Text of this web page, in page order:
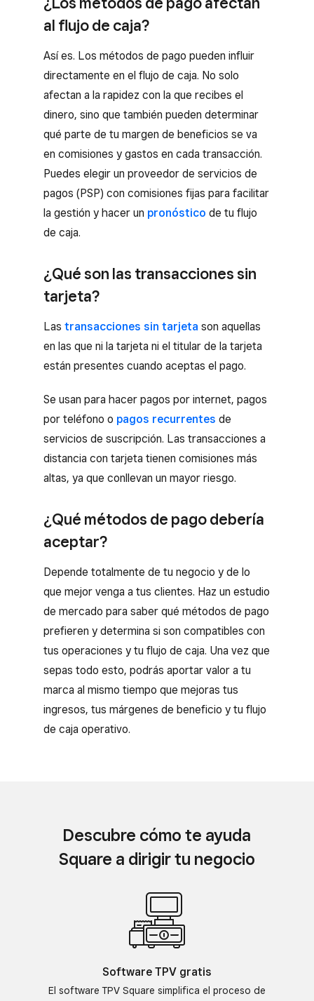
al flujo de caja?
Así es. Los métodos de pago pueden influir
directamente en el flujo de caja. No solo
afectan a la rapidez con la que recibes el
dinero, sino que también pueden determinar
qué parte de tu margen de beneficios se va
en comisiones y gastos en cada transacción.
Puedes elegir un proveedor de servicios de
pagos (PSP) con comisiones fijas para facilitar
la gestión y hacer un pronóstico de tu flujo
de caja.
¿Qué son las transacciones sin
tarjeta?
Las transacciones sin tarjeta son aquellas
en las que ni la tarjeta ni el titular de la tarjeta
están presentes cuando aceptas el pago.
Se usan para hacer pagos por internet, pagos
por teléfono o pagos recurrentes de
servicios de suscripción. Las transacciones a
distancia con tarjeta tienen comisiones más
altas, ya que conllevan un mayor riesgo.
¿Qué métodos de pago debería
aceptar?
Depende totalmente de tu negocio y de lo
que mejor venga a tus clientes. Haz un estudio
de mercado para saber qué métodos de pago
prefieren y determina si son compatibles con
tus operaciones y tu flujo de caja. Una vez que
sepas todo esto, podrás aportar valor a tu
marca al mismo tiempo que mejoras tus
ingresos, tus márgenes de beneficio y tu flujo
de caja operativo.
Descubre cómo te ayuda
Square a dirigir tu negocio
Software TPV gratis
El software TPV Square simplifica el proceso de